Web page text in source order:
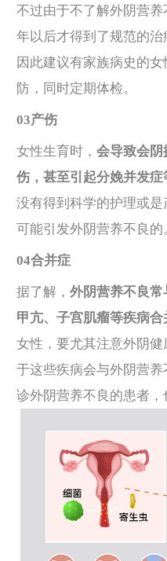
不过由于不了解外阴营
年以后才得到了规范的治
因此建议有家族病史的
防，同时定期体检。
03产伤
女性生育时， 会导致会阴
伤，甚至引起分娩并发症
没有得到科学的护理或
可能引发外阴营养不良的
04合并症
据了解， 外阴营养不良
甲亢、子宫肌瘤等疾病合
女性，要尤其注意外阴
于这些疾病会与外阴营
诊外阴营养不良的患者，